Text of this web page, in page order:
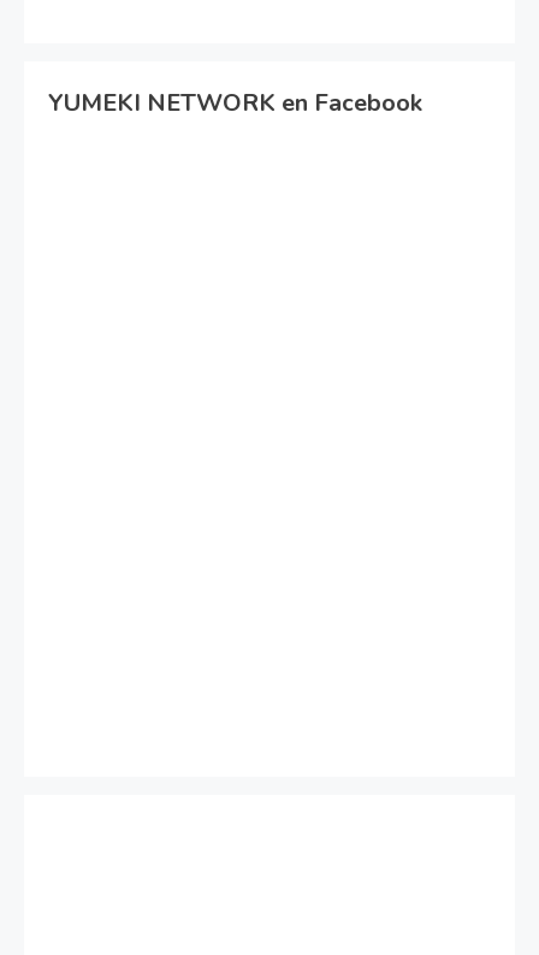
YUMEKI NETWORK en Facebook